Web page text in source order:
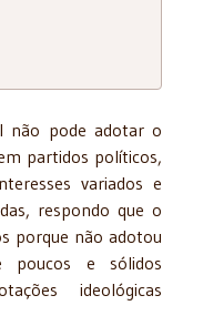
não pode adotar o
partidos políticos,
variados e
respondo que o
porque não adotou
poucos e sólidos
ideológicas